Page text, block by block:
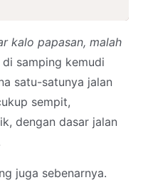
kalo papasan, malah
samping kemudi
satu-satunya jalan
sempit,
dengan dasar jalan
juga sebenarnya.